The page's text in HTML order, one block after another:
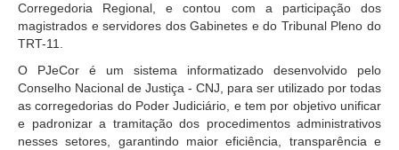
Comissão de Uniformização de Jurisprudência
Comissão de Vitaliciamento
Comitê de Atenção Integral à Saúde de Magistrados e
Servidores
Comitê de Segurança Permanente
Corregedoria Regional, e contou com a participação dos
magistrados e servidores dos Gabinetes e do Tribunal Pleno do
TRT-11.
O PJeCor é um sistema informatizado desenvolvido pelo
Conselho Nacional de Justiça - CNJ, para ser utilizado por todas
as corregedorias do Poder Judiciário, e tem por objetivo unificar
e padronizar a tramitação dos procedimentos administrativos
nesses setores, garantindo maior eficiência, transparência e